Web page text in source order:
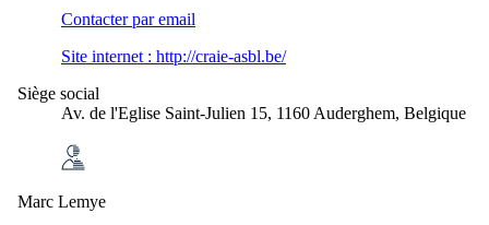
Contacter par email
Site internet : http://craie-asbl.be/
Siège social
Av. de l'Eglise Saint-Julien 15, 1160 Auderghem, Belgique
Marc Lemye